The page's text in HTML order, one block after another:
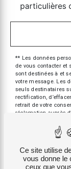
particulières
** Les données
de vous contacter
sont destinées à et
votre message. Les
seuls destinataires
rectification,
retrait de votre
réclamation auprès
sort de vos
voie postale à
justificatif d'identité
données pendant
de prescription
contentieux. Vous
Ce site utilise
vous donne le
ceux que